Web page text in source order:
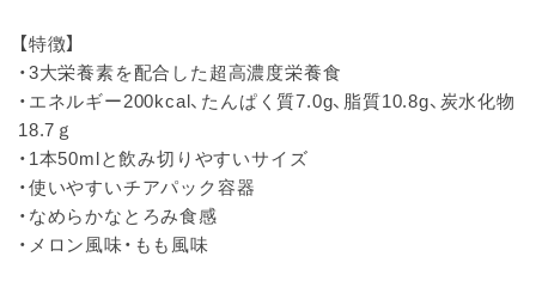
【特徴】
・3大栄養素を配合した超高濃度栄養食
・エネルギー200kcal、たんぱく質7.0g、脂質10.8g、炭水化物
18.7ｇ
・1本50mlと飲み切りやすいサイズ
・使いやすいチアパック容器
・なめらかなとろみ食感
・メロン風味・もも風味